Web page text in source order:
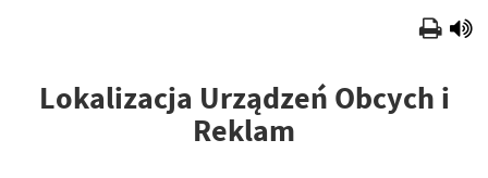
Lokalizacja Urządzeń Obcych i
Reklam